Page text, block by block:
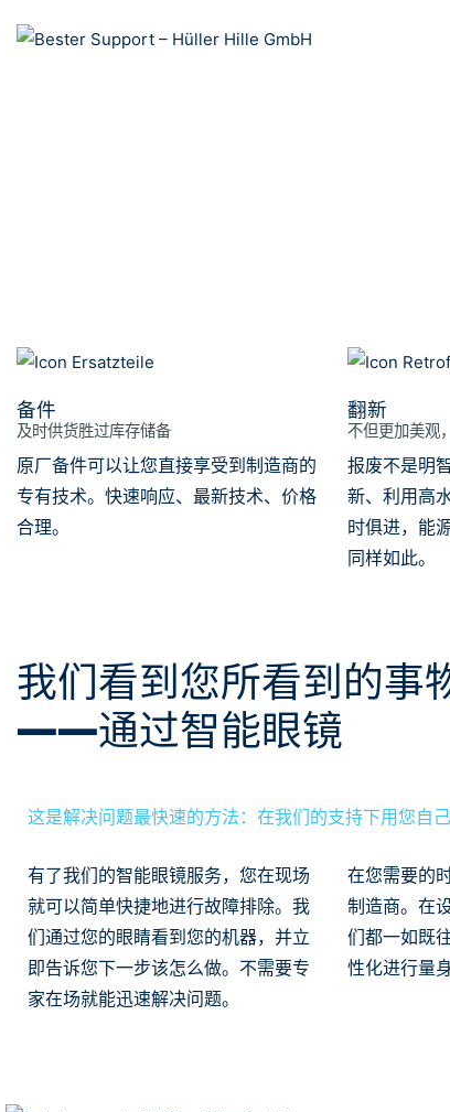
备件
及时供货胜过库存储备
原厂备件可以让您直接享受到制造商的
专有技术。快速响应、最新技术、价格
合理。
翻新
不但更加美观
报废不是明
新、利用高
时俱进，能
同样如此。
我们看到您所看到的事
——通过智能眼镜
这是解决问题最快速的方法：在我们的支持下用您自己
有了我们的智能眼镜服务，您在现场
就可以简单快捷地进行故障排除。我
们通过您的眼睛看到您的机器，并立
即告诉您下一步该怎么做。不需要专
家在场就能迅速解决问题。
在您需要的
制造商。在
们都一如既
性化进行量